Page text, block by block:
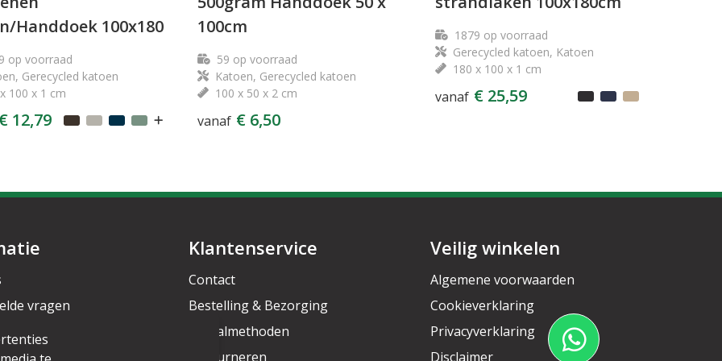
Handdoek 100x180
op voorraad
Gerecycled katoen
100 x 1 cm
€ 12,79
100cm
59 op voorraad
Katoen, Gerecycled katoen
100 x 50 x 2 cm
vanaf € 6,50
1879 op voorraad
Gerecycled katoen, Katoen
180 x 100 x 1 cm
vanaf € 25,59
vragen
Klantenservice
Contact
Bestelling & Bezorging
Betaalmethoden
Retourneren
Veilig winkelen
Algemene voorwaarden
Cookieverklaring
Privacyverklaring
Disclaimer